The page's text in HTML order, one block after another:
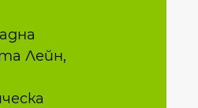
Лейн,